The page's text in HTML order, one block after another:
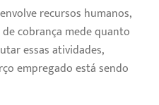
recursos humanos,
cobrança mede quanto
essas atividades,
empregado está sendo